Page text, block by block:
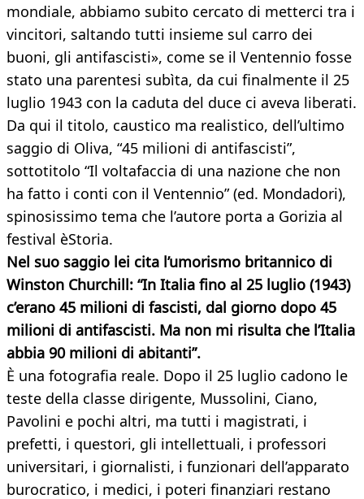
mondiale, abbiamo subito cercato di metterci tra i
vincitori, saltando tutti insieme sul carro dei
buoni, gli antifascisti», come se il Ventennio fosse
stato una parentesi subìta, da cui finalmente il 25
luglio 1943 con la caduta del duce ci aveva liberati.
Da qui il titolo, caustico ma realistico, dell’ultimo
saggio di Oliva, “45 milioni di antifascisti”,
sottotitolo “Il voltafaccia di una nazione che non
ha fatto i conti con il Ventennio” (ed. Mondadori),
spinosissimo tema che l’autore porta a Gorizia al
festival èStoria.
Nel suo saggio lei cita l’umorismo britannico di
Winston Churchill: “In Italia fino al 25 luglio (1943)
c’erano 45 milioni di fascisti, dal giorno dopo 45
milioni di antifascisti. Ma non mi risulta che l’Italia
abbia 90 milioni di abitanti”.
È una fotografia reale. Dopo il 25 luglio cadono le
teste della classe dirigente, Mussolini, Ciano,
Pavolini e pochi altri, ma tutti i magistrati, i
prefetti, i questori, gli intellettuali, i professori
universitari, i giornalisti, i funzionari dell’apparato
burocratico, i medici, i poteri finanziari restano